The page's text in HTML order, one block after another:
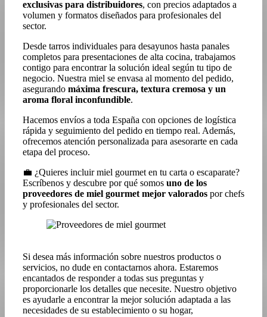
exclusivas para distribuidores, con precios adaptados a
volumen y formatos diseñados para profesionales del
sector.
Desde tarros individuales para desayunos hasta panales
completos para presentaciones de alta cocina, trabajamos
contigo para encontrar la solución ideal según tu tipo de
negocio. Nuestra miel se envasa al momento del pedido,
asegurando máxima frescura, textura cremosa y un
aroma floral inconfundible.
Hacemos envíos a toda España con opciones de logística
rápida y seguimiento del pedido en tiempo real. Además,
ofrecemos atención personalizada para asesorarte en cada
etapa del proceso.
💼 ¿Quieres incluir miel gourmet en tu carta o escaparate?
Escríbenos y descubre por qué somos uno de los
proveedores de miel gourmet mejor valorados por chefs
y profesionales del sector.
Si desea más información sobre nuestros productos o
servicios, no dude en contactarnos ahora. Estaremos
encantados de responder a todas sus preguntas y
proporcionarle los detalles que necesite. Nuestro objetivo
es ayudarle a encontrar la mejor solución adaptada a las
necesidades de su establecimiento o su hogar,